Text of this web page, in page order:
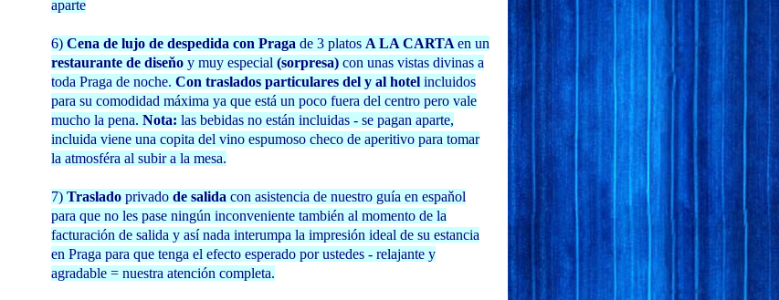
aparte
6) Cena de lujo de despedida con Praga de 3 platos A LA CARTA en un
restaurante de diseňo y muy especial (sorpresa) con unas vistas divinas a
toda Praga de noche. Con traslados particulares del y al hotel incluidos
para su comodidad máxima ya que está un poco fuera del centro pero vale
mucho la pena. Nota: las bebidas no están incluidas - se pagan aparte,
incluida viene una copita del vino espumoso checo de aperitivo para tomar
la atmosféra al subir a la mesa.
7) Traslado privado de salida con asistencia de nuestro guía en espaňol
para que no les pase ningún inconveniente también al momento de la
facturación de salida y así nada interumpa la impresión ideal de su estancia
en Praga para que tenga el efecto esperado por ustedes - relajante y
agradable = nuestra atención completa.